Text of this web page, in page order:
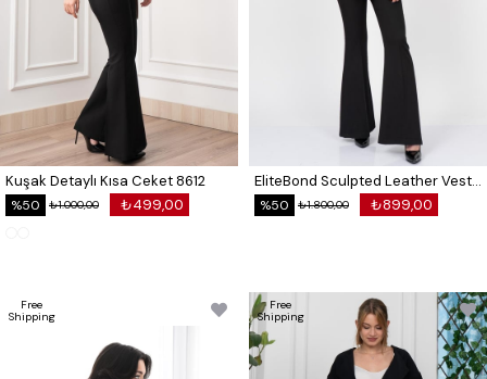
Kuşak Detaylı Kısa Ceket 8612
₺499,00
₺1.000,00
%50
EliteBond Sculpted Leather Vest – 9095
₺899,00
₺1.800,00
%50
Free
Shipping
Free
Shipping